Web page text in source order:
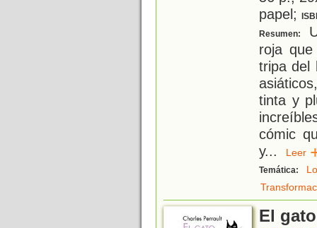
papel;
Resumen:
roja
tripa del
tinta y
cómic
y...
Temática:
El